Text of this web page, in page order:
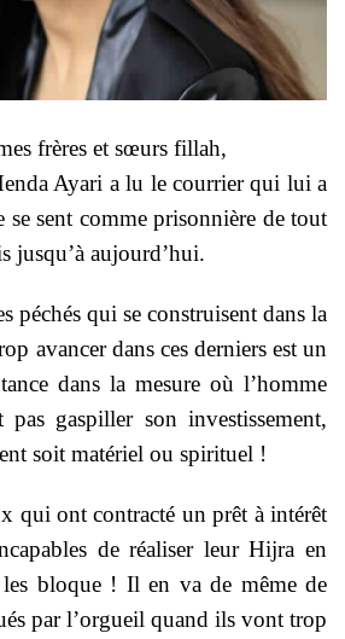
frères et sœurs fillah,
Ayari a lu le courrier qui lui a
se sent comme prisonnière de tout
jusqu’à aujourd’hui.
péchés qui se construisent dans la
avancer dans ces derniers est un
dans la mesure où l’homme
gaspiller son investissement,
soit matériel ou spirituel !
qui ont contracté un prêt à intérêt
de réaliser leur Hijra en
bloque ! Il en va de même de
par l’orgueil quand ils vont trop